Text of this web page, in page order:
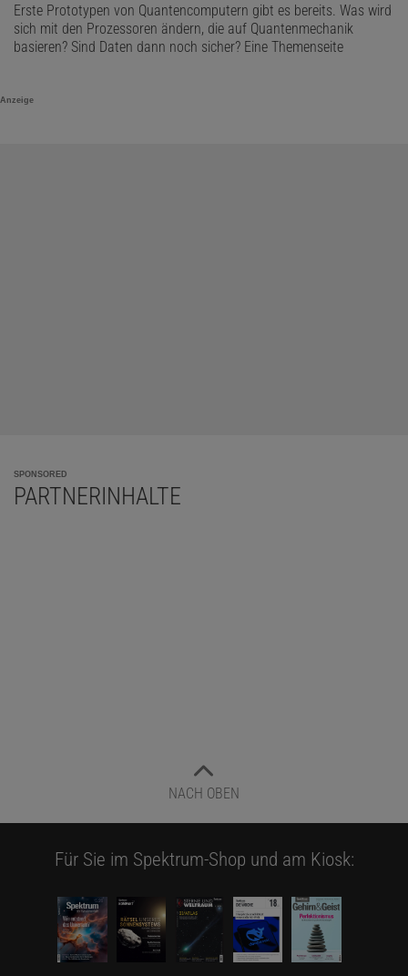
Erste Prototypen von Quantencomputern gibt es bereits. Was wird
sich mit den Prozessoren ändern, die auf Quantenmechanik
basieren? Sind Daten dann noch sicher? Eine Themenseite
Anzeige
SPONSORED
PARTNERINHALTE
NACH OBEN
Für Sie im Spektrum-Shop und am Kiosk: